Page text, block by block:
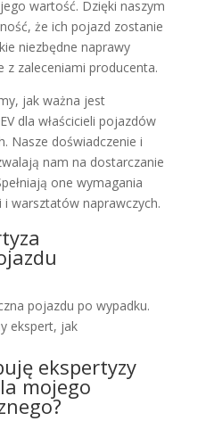
wartość. Dzięki naszym
że ich pojazd zostanie
niezbędne naprawy
z zaleceniami producenta.
jak ważna jest
dla właścicieli pojazdów
Nasze doświadczenie i
nam na dostarczanie
one wymagania
i warsztatów naprawczych.
pojazdu po wypadku.
ekspert, jak
ekspertyzy
mojego